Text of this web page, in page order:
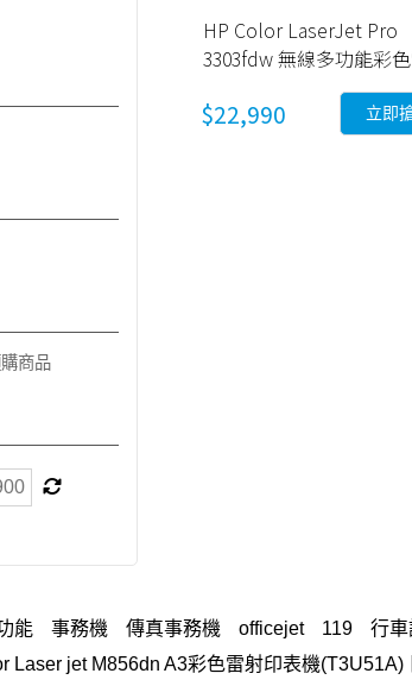
商品
HP Color LaserJet Pro
3303fdw 無線多功能彩
射事務機 (499M8A)
$22,990 立即
能 事務機 傳真事務機 officejet 119 行
Laser jet M856dn A3彩色雷射印表機(T3U51A)